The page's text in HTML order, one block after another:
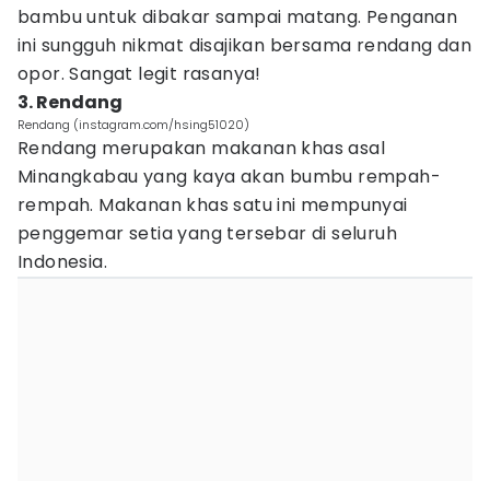
bambu untuk dibakar sampai matang. Penganan
ini sungguh nikmat disajikan bersama rendang dan
opor. Sangat legit rasanya!
3. Rendang
Rendang (instagram.com/hsing51020)
Rendang merupakan makanan khas asal
Minangkabau yang kaya akan bumbu rempah-
rempah. Makanan khas satu ini mempunyai
penggemar setia yang tersebar di seluruh
Indonesia.